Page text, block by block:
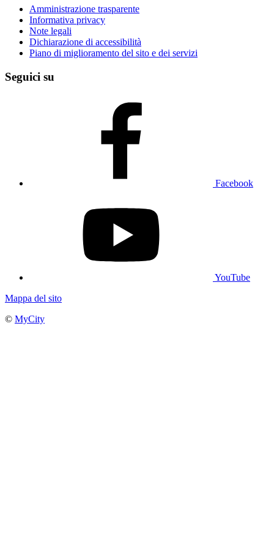
Amministrazione trasparente
Informativa privacy
Note legali
Dichiarazione di accessibilità
Piano di miglioramento del sito e dei servizi
Seguici su
Facebook
YouTube
Mappa del sito
© MyCity